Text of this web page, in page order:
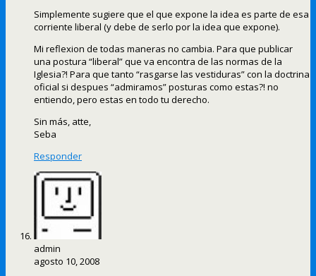
Simplemente sugiere que el que expone la idea es parte de esa
corriente liberal (y debe de serlo por la idea que expone).
Mi reflexion de todas maneras no cambia. Para que publicar
una postura “liberal” que va encontra de las normas de la
Iglesia?! Para que tanto “rasgarse las vestiduras” con la doctrina
oficial si despues “admiramos” posturas como estas?! no
entiendo, pero estas en todo tu derecho.
Sin más, atte,
Seba
Responder
admin
agosto 10, 2008